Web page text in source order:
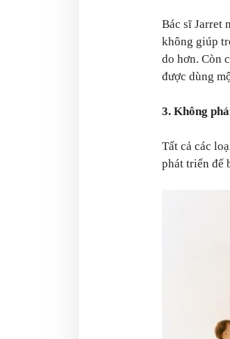
Bác sĩ Jarret
không giúp
do hơn. Còn
được dùng
3. Không
Tất cả các
phát triển để